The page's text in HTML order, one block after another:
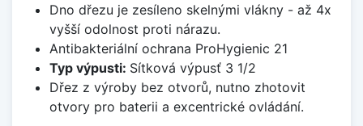
Dno dřezu je zesíleno skelnými vlákny - až 4x
vyšší odolnost proti nárazu.
Antibakteriální ochrana ProHygienic 21
Typ výpusti: Sítková výpusť 3 1/2
Dřez z výroby bez otvorů, nutno zhotovit
otvory pro baterii a excentrické ovládání.